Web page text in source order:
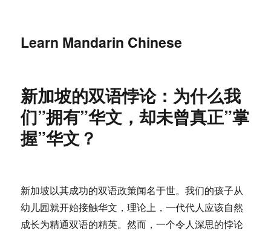
Learn Mandarin Chinese
新加坡的双语悖论：为什么我
们”拥有”华文，却未曾真正”掌
握”华文？
新加坡以其成功的双语政策闻名于世。我们的孩子从
幼儿园就开始接触华文，理论上，一代代人应该自然
成长为精通双语的精英。然而，一个令人深思的悖论